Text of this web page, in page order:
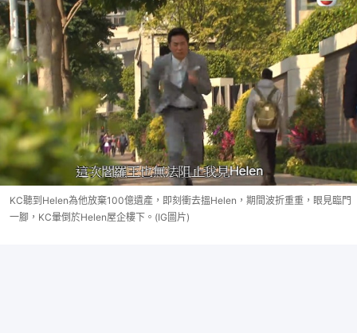
KC聽到Helen為他放棄100億遺產，即刻衝去搵Helen，期間波折重重，眼見臨門
一腳，KC暈倒於Helen屋企樓下。(IG圖片)